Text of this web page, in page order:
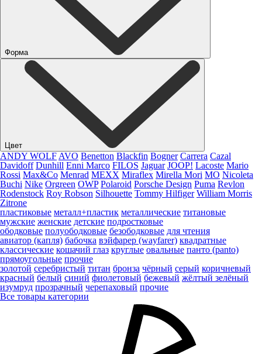
Форма
Цвет
ANDY WOLF AVO Benetton Blackfin Bogner Carrera Cazal
Davidoff Dunhill Enni Marco FILOS Jaguar JOOP! Lacoste Mario
Rossi Max&Co Menrad MEXX Miraflex Mirella Mori MO Nicoleta
Buchi Nike Orgreen OWP Polaroid Porsche Design Puma Revlon
Rodenstock Roy Robson Silhouette Tommy Hilfiger William Morris
Zitrone
пластиковые металл+пластик металлические титановые
мужские женские детские подростковые
ободковые полуободковые безободковые для чтения
авиатор (капля) бабочка вэйфарер (wayfarer) квадратные
классические кошачий глаз круглые овальные панто (panto)
прямоугольные прочие
золотой серебристый титан бронза чёрный серый коричневый
красный белый синий фиолетовый бежевый жёлтый зелёный
изумруд прозрачный черепаховый прочие
Все товары категории